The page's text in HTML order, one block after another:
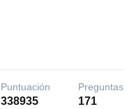
Puntuación
338935
Preguntas
171